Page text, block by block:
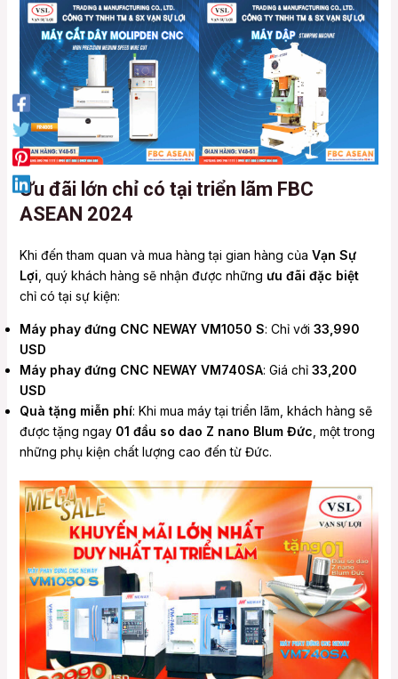
Ưu đãi lớn chỉ có tại triển lãm FBC
ASEAN 2024
Khi đến tham quan và mua hàng tại gian hàng của Vạn Sự
Lợi , quý khách hàng sẽ nhận được những ưu đãi đặc biệt
chỉ có tại sự kiện:
Máy phay đứng CNC NEWAY VM1050 S: Chỉ với 33,990
USD
Máy phay đứng CNC NEWAY VM740SA: Giá chỉ 33,200
USD
Quà tặng miễn phí: Khi mua máy tại triển lãm, khách hàng sẽ
được tặng ngay 01 đầu so dao Z nano Blum Đức , một trong
những phụ kiện chất lượng cao đến từ Đức.